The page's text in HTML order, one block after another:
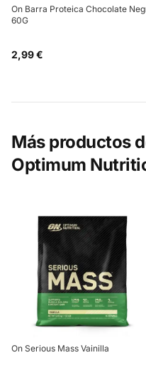
On Barra Proteica Chocolate
60G
2,99 €
Más productos
Optimum
On Serious Mass Vainilla